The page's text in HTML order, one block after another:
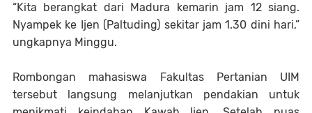
“Kita berangkat dari Madura kemarin jam 12 siang.
Nyampek ke Ijen (Paltuding) sekitar jam 1.30 dini hari,”
ungkapnya Minggu.
Rombongan mahasiswa Fakultas Pertanian UIM
tersebut langsung melanjutkan pendakian untuk